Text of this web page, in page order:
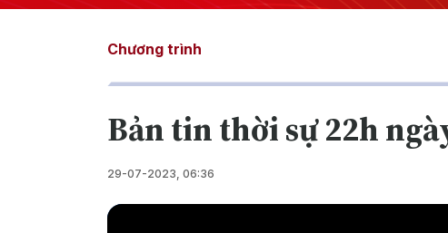
Chương trình
Bản tin thời sự 22h
29-07-2023, 06:36